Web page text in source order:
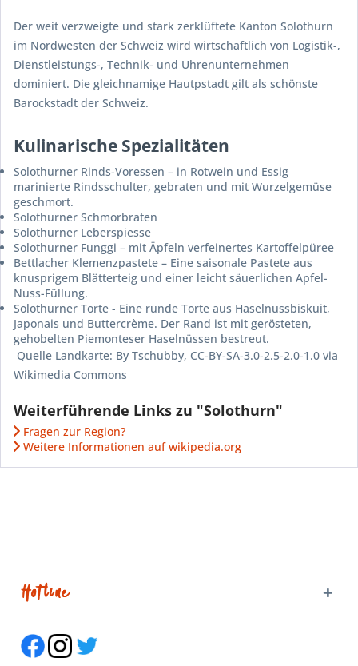
Der weit verzweigte und stark zerklüftete Kanton Solothurn
im Nordwesten der Schweiz wird wirtschaftlich von Logistik-,
Dienstleistungs-, Technik- und Uhrenunternehmen
dominiert. Die gleichnamige Hautpstadt gilt als schönste
Barockstadt der Schweiz.
Kulinarische Spezialitäten
Solothurner Rinds-Voressen – in Rotwein und Essig
marinierte Rindsschulter, gebraten und mit Wurzelgemüse
geschmort.
Solothurner Schmorbraten
Solothurner Leberspiesse
Solothurner Funggi – mit Äpfeln verfeinertes Kartoffelpüree
Bettlacher Klemenzpastete – Eine saisonale Pastete aus
knusprigem Blätterteig und einer leicht säuerlichen Apfel-
Nuss-Füllung.
Solothurner Torte - Eine runde Torte aus Haselnussbiskuit,
Japonais und Buttercrème. Der Rand ist mit gerösteten,
gehobelten Piemonteser Haselnüssen bestreut.
Quelle Landkarte: By Tschubby, CC-BY-SA-3.0-2.5-2.0-1.0 via
Wikimedia Commons
Weiterführende Links zu "Solothurn"
Fragen zur Region?
Weitere Informationen auf wikipedia.org
Hotline